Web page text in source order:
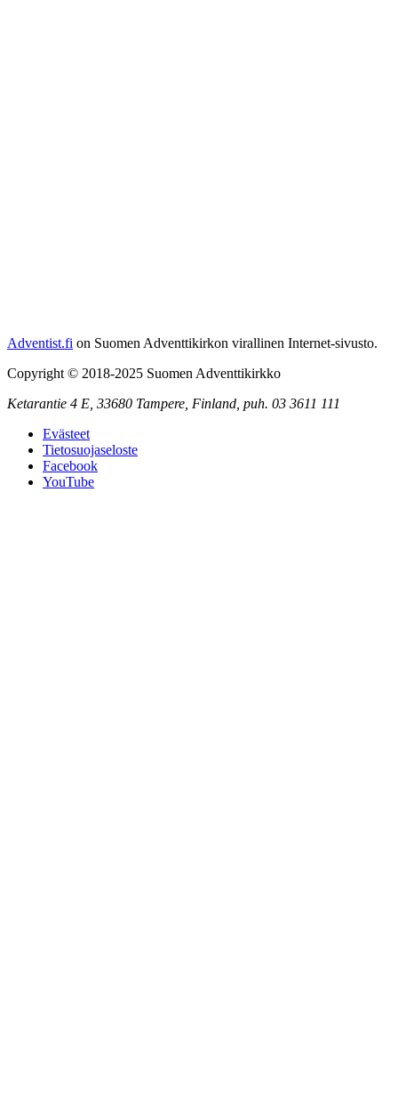
Adventist.fi on Suomen Adventtikirkon virallinen Internet-sivusto.
Copyright © 2018-2025 Suomen Adventtikirkko
Ketarantie 4 E, 33680 Tampere Finland, puh. 03 3611 111
Evästeet
Tietosuojaseloste
Facebook
YouTube